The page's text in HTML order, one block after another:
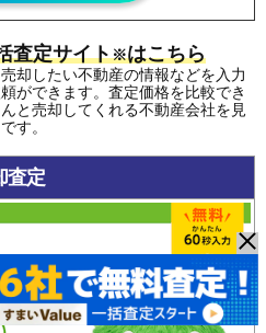
査定サイト※はこちら
却したい不動産の情報などを入力
ができます。査定価格を比較でき
と売却してくれる不動産会社を見
す。
査定